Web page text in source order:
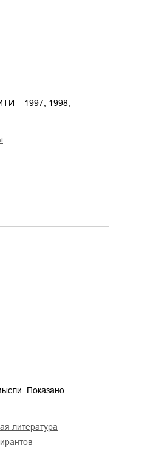
– 1997, 1998,
Показано
литература